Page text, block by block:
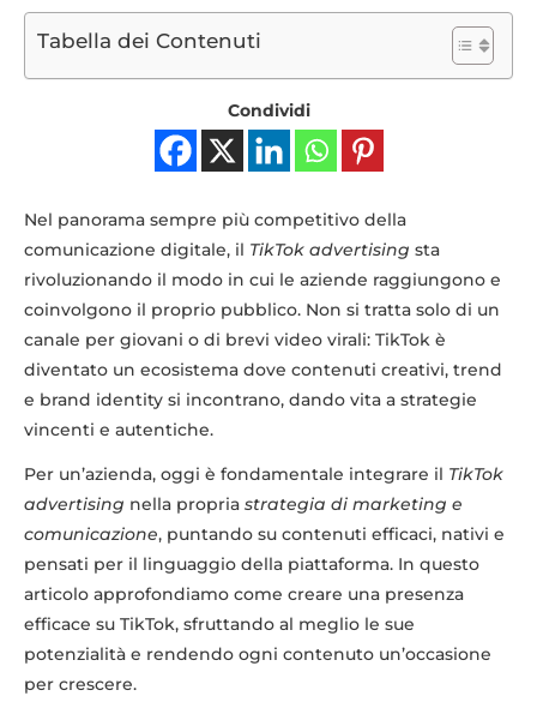
Tabella dei Contenuti
Condividi
Nel panorama sempre più competitivo della
comunicazione digitale, il TikTok advertising sta
rivoluzionando il modo in cui le aziende raggiungono e
coinvolgono il proprio pubblico. Non si tratta solo di un
canale per giovani o di brevi video virali: TikTok è
diventato un ecosistema dove contenuti creativi, trend
e brand identity si incontrano, dando vita a strategie
vincenti e autentiche.
Per un’azienda, oggi è fondamentale integrare il TikTok
advertising nella propria strategia di marketing e
comunicazione, puntando su contenuti efficaci, nativi e
pensati per il linguaggio della piattaforma. In questo
articolo approfondiamo come creare una presenza
efficace su TikTok, sfruttando al meglio le sue
potenzialità e rendendo ogni contenuto un’occasione
per crescere.